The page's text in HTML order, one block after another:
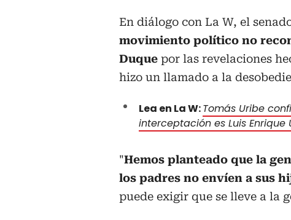
En diálogo con La W, el
movimiento político no
Duque por las revelaciones
hizo un llamado a la
Lea en La W:Tomás Uribe
interceptación es Luis Enrique
"Hemos planteado que la
los padres no envíen a sus
puede exigir que se lleve a la